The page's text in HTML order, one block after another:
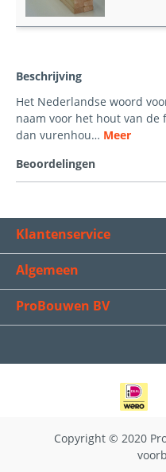
Beschrijving
Het Nederlandse woord
naam voor het hout van de
dan vurenhou… Meer
Beoordelingen
Klantenservice
Algemeen
ProBouwen BV
Copyright © 2020